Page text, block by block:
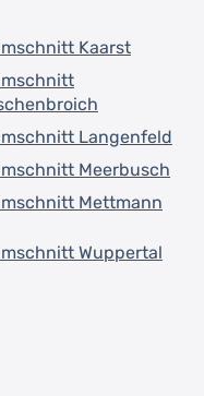
Kaarst
Langenfeld
Meerbusch
Mettmann
Wuppertal